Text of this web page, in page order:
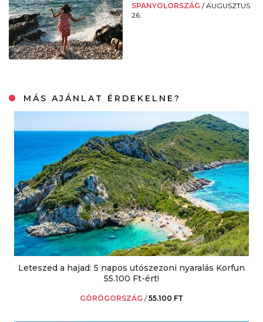
SPANYOLORSZÁG /AUGUSZTUS
26.
MÁS AJÁNLAT ÉRDEKELNE?
Leteszed a hajad: 5 napos utószezoni nyaralás Korfun
55.100 Ft-ért!
GÖRÖGORSZÁG /55.100 FT